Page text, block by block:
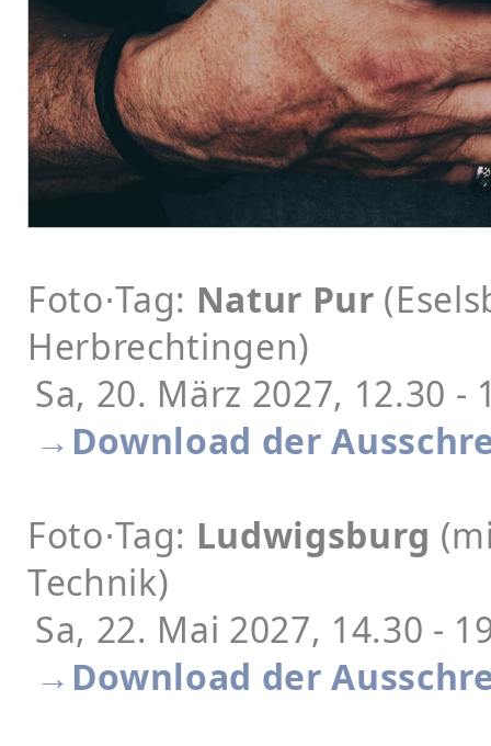
Foto⋅Tag: Natur Pur
Herbrechtingen)
Sa, 20. März 2027, 12.30 -
→Download der
Foto⋅Tag: Ludwigsburg
Technik)
Sa, 22. Mai 2027, 14.30 -
→Download der